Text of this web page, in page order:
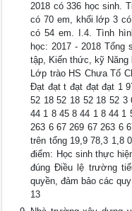
2018 có 336 học sinh.
có 70 em, khối lớp 3
có 54 em. I.4. Tình
học: 2017 - 2018 Tổng
tập, Kiến thức, kỹ Năng
Lớp trào HS Chưa Tố
Đạt đạt t đạt đạt đạt 1
52 18 52 18 52 18 52
44 1 8 45 8 44 1 8 44 1
263 6 67 269 67 263 6
trên tổng 19,9 78,3 1,8
điểm: Học sinh thực
đúng Điều lệ trường
quyền, đảm bảo các
13